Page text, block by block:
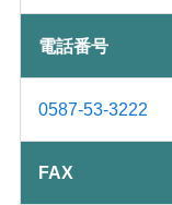
電話番号
0587-53-3222
FAX